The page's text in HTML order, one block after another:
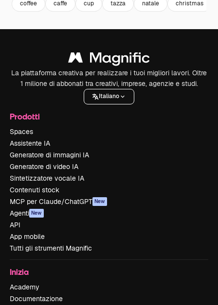
coffee caffe cup tazza natale christmas
La piattaforma creativa per realizzare i tuoi migliori lavori. Oltre
1 milione di abbonati tra creativi, imprese, agenzie e studi.
Italiano
Prodotti
Spaces
Assistente IA
Generatore di immagini IA
Generatore di video IA
Sintetizzatore vocale IA
Contenuti stock
MCP per Claude/ChatGPT New
Agenti New
API
App mobile
Tutti gli strumenti Magnific
Inizia
Academy
Documentazione